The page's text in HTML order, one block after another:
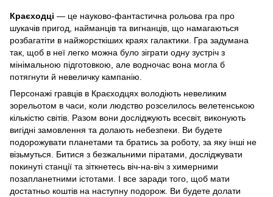
Краєходці — це науково-фантастична рольова гра про
шукачів пригод, найманців та вигнанців, що намагаються
розбагатіти в найжорсткіших краях галактики. Гра задумана
так, щоб в неї легко можна було зіграти одну зустріч з
мінімальною підготовкою, але водночас вона могла б
потягнути й невеличку кампанію.
Персонажі гравців в Краєходцях володіють невеликим
зорельотом в часи, коли людство розселилось велетенською
кількістю світів. Разом вони досліджують всесвіт, виконують
вигідні замовлення та долають небезпеки. Ви будете
подорожувати планетами та братись за роботу, за яку інші не
візьмуться. Битися з безжальними піратами, досліджувати
покинуті станції та зіткнетесь віч-на-віч з химерними
позапланетними істотами. І все заради того, щоб мати
достатньо коштів на наступну подорож. Ви будете долати